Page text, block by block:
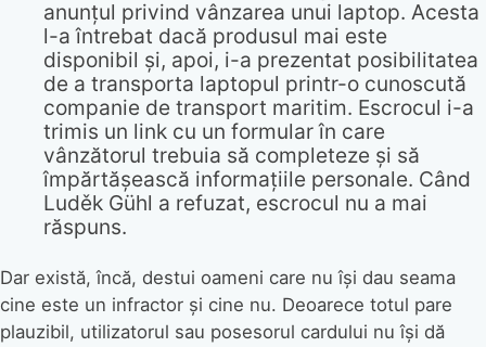
anunțul privind vânzarea unui laptop. Acesta
l-a întrebat dacă produsul mai este
disponibil și, apoi, i-a prezentat posibilitatea
de a transporta laptopul printr-o cunoscută
companie de transport maritim. Escrocul i-a
trimis un link cu un formular în care
vânzătorul trebuia să completeze și să
împărtășească informațiile personale. Când
Luděk Gühl a refuzat, escrocul nu a mai
răspuns.
Dar există, încă, destui oameni care nu își dau seama
cine este un infractor și cine nu. Deoarece totul pare
plauzibil, utilizatorul sau posesorul cardului nu își dă